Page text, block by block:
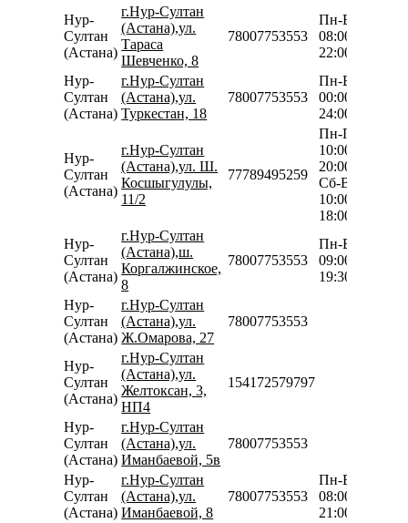
Нур-
Султан
(Астана)
г.Нур-Султан
(Астана),ул.
Тараса
Шевченко, 8
78007753553
Пн-Вс
08:00-
22:00
Нур-
Султан
(Астана)
г.Нур-Султан
(Астана),ул.
Туркестан, 18
78007753553
Пн-Вс
00:00-
24:00
Нур-
Султан
(Астана)
г.Нур-Султан
(Астана),ул. Ш.
Косшыгулулы,
11/2
77789495259
Пн-Пт
10:00-
20:00
Сб-Вс
10:00-
18:00
Нур-
Султан
(Астана)
г.Нур-Султан
(Астана),ш.
Коргалжинское,
8
78007753553
Пн-Вс
09:00-
19:30
Нур-
Султан
(Астана)
г.Нур-Султан
(Астана),ул.
Ж.Омарова, 27
78007753553
Нур-
Султан
(Астана)
г.Нур-Султан
(Астана),ул.
Желтоксан, 3,
НП4
154172579797
Нур-
Султан
(Астана)
г.Нур-Султан
(Астана),ул.
Иманбаевой, 5в
78007753553
Нур-
Султан
(Астана)
г.Нур-Султан
(Астана),ул.
Иманбаевой, 8
78007753553
Пн-Вс
08:00-
21:00